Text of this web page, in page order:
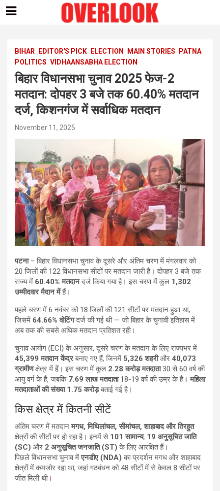
contentBIHAR EDITOR'S PICK ELECTION MAIN STORIES
PATNA
POLITICS VIDHAANSABHA ELECTION
बिहार विधानसभा चुनाव 2025 फेज-2
मतदान: दोपहर 3 बजे तक 60.40% मतदान
दर्ज, किशनगंज में सर्वाधिक मतदान
November 11, 2025
पटना– बिहार विधानसभा चुनाव के दूसरे और अंतिम चरण में मंगलवार को
20 जिलों की 122 विधानसभा सीटों पर मतदान जारी है। दोपहर 3 बजे तक
राज्य में 60.40% मतदानदर्ज किया गया है। इस चरण में कुल 1,302
उम्मीदवार मैदान मेंहैं।
पहले चरण में 6 नवंबर को 18 जिलों की 121 सीटों पर मतदान हुआ था,
जिसमें 64.66% वोटिंगदर्ज की गई थी — जो बिहार के चुनावी इतिहास में
अब तक की सबसे अधिक मतदान प्रतिशत रही।
चुनाव आयोग (ECI) के अनुसार, दूसरे चरण के मतदान के लिए राज्यभर में
45,399 मतदान केंद्रबनाए गए हैं, जिनमें 5,326 शहरीऔर 40,073
ग्रामीणक्षेत्र में हैं। इस चरण में कुल 2.28 करोड़ मतदाता30 से 60 वर्ष की
आयु वर्ग के हैं, जबकि 7.69 लाख मतदाता18-19 वर्ष की उम्र के हैं।महिला
मतदाताओं की संख्या 1.75 करोड़बताई गई है।
किस क्षेत्र में कितनी सीटें
अंतिम चरण में मतदानमगध, मिथिलांचल, सीमांचल, शाहाबाद और तिरहुत
क्षेत्रों की सीटों पर हो रहा है। इनमें से 101 सामान्य, 19 अनुसूचित जाति
(SC) और 2 अनुसूचित जनजाति (ST) के लिए आरक्षित हैं।
पिछले विधानसभा चुनाव मेंएनडीए (NDA) का प्रदर्शन मगध और शाहाबाद
क्षेत्रों में कमजोर रहा था, जहां गठबंधन को 48 सीटों में से केवल 8 सीटों पर
जीत मिली थी।